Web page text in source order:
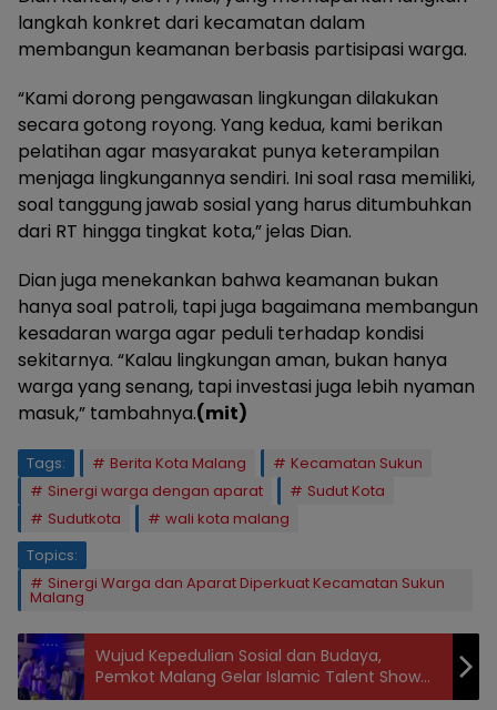
langkah konkret dari kecamatan dalam
membangun keamanan berbasis partisipasi warga.
“Kami dorong pengawasan lingkungan dilakukan
secara gotong royong. Yang kedua, kami berikan
pelatihan agar masyarakat punya keterampilan
menjaga lingkungannya sendiri. Ini soal rasa memiliki,
soal tanggung jawab sosial yang harus ditumbuhkan
dari RT hingga tingkat kota,” jelas Dian.
Dian juga menekankan bahwa keamanan bukan
hanya soal patroli, tapi juga bagaimana membangun
kesadaran warga agar peduli terhadap kondisi
sekitarnya. “Kalau lingkungan aman, bukan hanya
warga yang senang, tapi investasi juga lebih nyaman
masuk,” tambahnya.(mit)
Tags: Berita Kota Malang
Kecamatan Sukun
Sinergi warga dengan aparat
Sudut Kota
Sudutkota
wali kota malang
Topics:
Sinergi Warga dan Aparat Diperkuat Kecamatan Sukun
Malang
Wujud Kepedulian Sosial dan Budaya,
Pemkot Malang Gelar Islamic Talent Show
dan Khitanan Massal